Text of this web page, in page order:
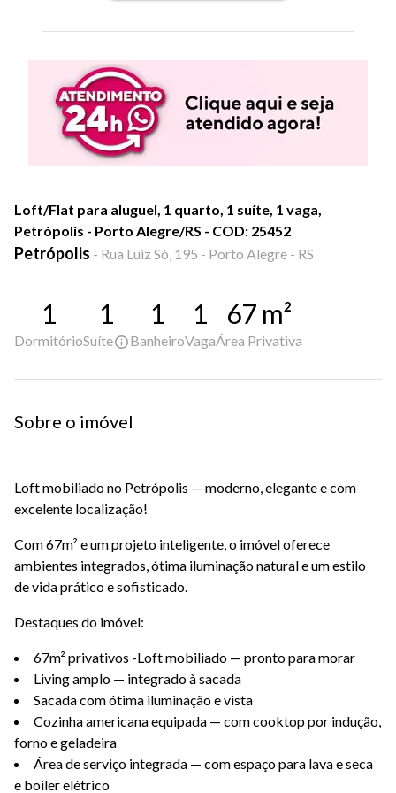
Loft/Flat para aluguel, 1 quarto, 1 suíte, 1 vaga,
Petrópolis - Porto Alegre/RS - COD: 25452
Petrópolis - Rua Luiz Só, 195 - Porto Alegre - RS
1
Dormitório
1
Suíte
1
Banheiro
1
Vaga
67 m²
Área Privativa
Sobre o imóvel
Loft mobiliado no Petrópolis — moderno, elegante e com
excelente localização!
Com 67m² e um projeto inteligente, o imóvel oferece
ambientes integrados, ótima iluminação natural e um estilo
de vida prático e sofisticado.
Destaques do imóvel:
67m² privativos -Loft mobiliado — pronto para morar
Living amplo — integrado à sacada
Sacada com ótima iluminação e vista
Cozinha americana equipada — com cooktop por indução,
forno e geladeira
Área de serviço integrada — com espaço para lava e seca
e boiler elétrico